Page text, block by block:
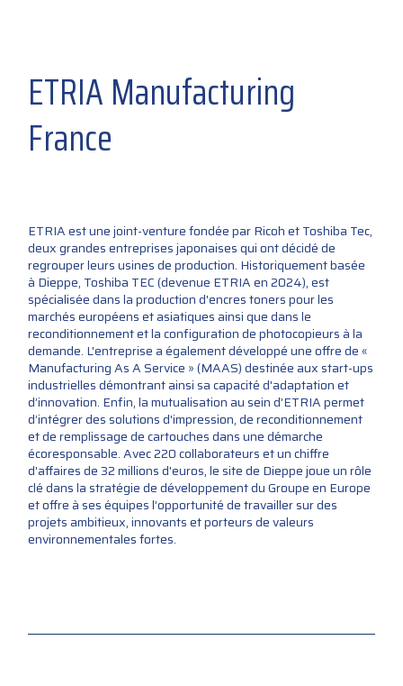
ETRIA Manufacturing
France
ETRIA est une joint-venture fondée par Ricoh et Toshiba Tec,
deux grandes entreprises japonaises qui ont décidé de
regrouper leurs usines de production. Historiquement basée
à Dieppe, Toshiba TEC (devenue ETRIA en 2024), est
spécialisée dans la production d'encres toners pour les
marchés européens et asiatiques ainsi que dans le
reconditionnement et la configuration de photocopieurs à la
demande. L'entreprise a également développé une offre de «
Manufacturing As A Service » (MAAS) destinée aux start-ups
industrielles démontrant ainsi sa capacité d'adaptation et
d’innovation. Enfin, la mutualisation au sein d’ETRIA permet
d’intégrer des solutions d'impression, de reconditionnement
et de remplissage de cartouches dans une démarche
écoresponsable. Avec 220 collaborateurs et un chiffre
d'affaires de 32 millions d'euros, le site de Dieppe joue un rôle
clé dans la stratégie de développement du Groupe en Europe
et offre à ses équipes l’opportunité de travailler sur des
projets ambitieux, innovants et porteurs de valeurs
environnementales fortes.